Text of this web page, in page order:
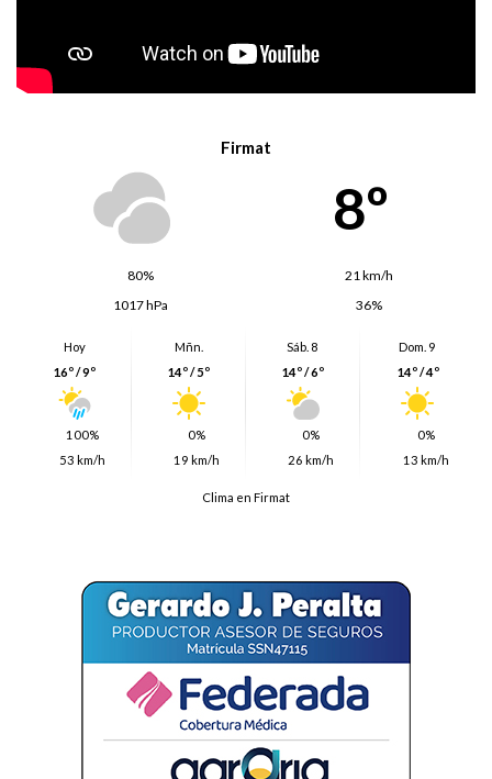
Firmat
8º
80%
21 km/h
1017 hPa
36%
Hoy
16º / 9º
100%
53 km/h
Mñn.
14º / 5º
0%
19 km/h
Sáb. 8
14º / 6º
0%
26 km/h
Dom. 9
14º / 4º
0%
13 km/h
Clima en Firmat